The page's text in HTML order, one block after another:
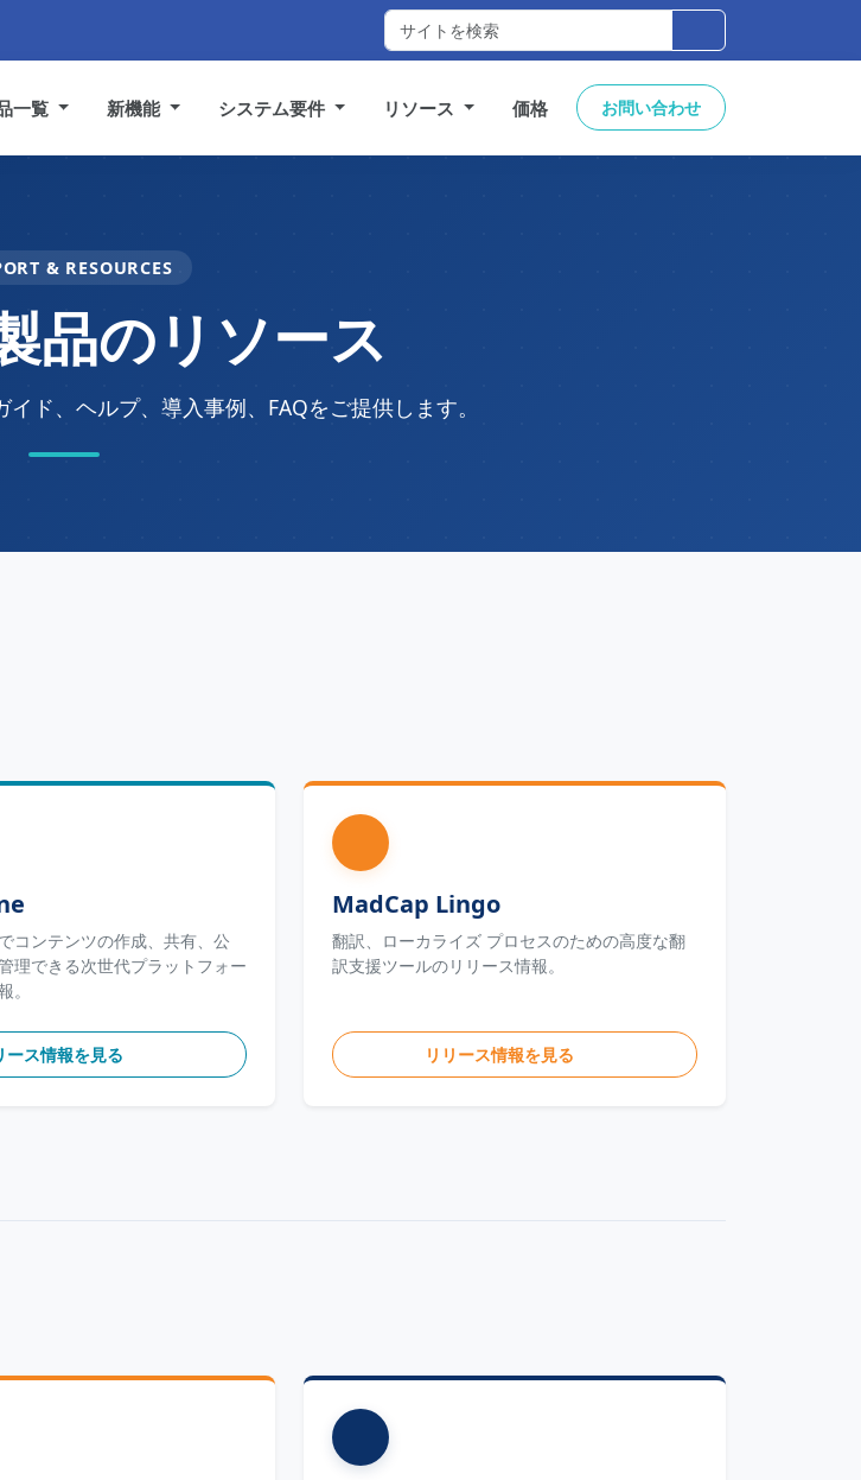
一覧 新機能 システム要件 リソース 価格 お問い合わせ
& RESOURCES
品のリソース
ド、ヘルプ、導入事例、FAQをご提供します。
コンテンツの作成、共有、公
理できる次世代プラットフォー
。
ース情報を見る
MadCap Lingo
翻訳、ローカライズ プロセスのための高度な翻
訳支援ツールのリリース情報。
リリース情報を見る